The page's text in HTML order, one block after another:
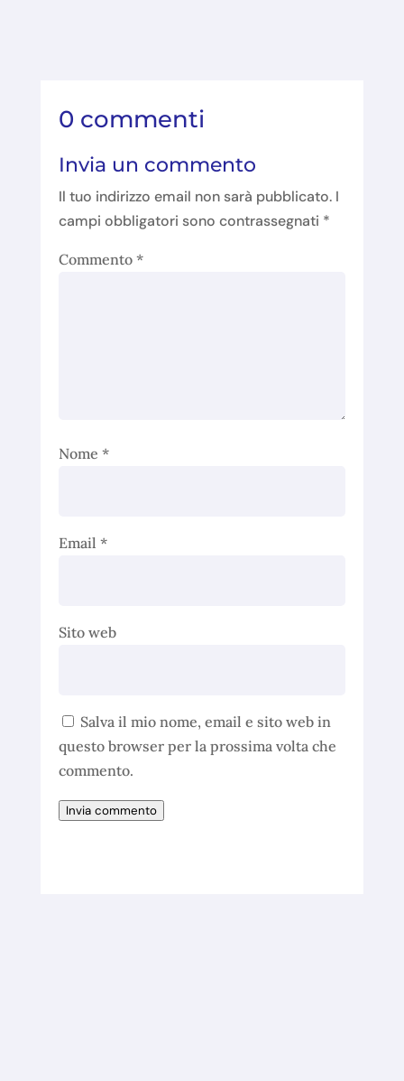
0 commenti
Invia un commento
Il tuo indirizzo email non sarà pubblicato. I
campi obbligatori sono contrassegnati *
Commento *
Nome *
Email *
Sito web
Salva il mio nome, email e sito web in
questo browser per la prossima volta che
commento.
Invia commento